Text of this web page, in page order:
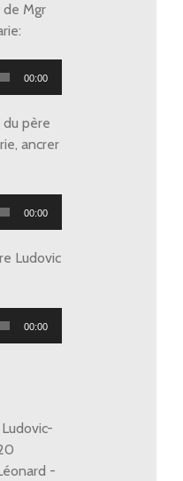
Mgr
00:00
père
ancrer
00:00
Ludovic
00:00
-